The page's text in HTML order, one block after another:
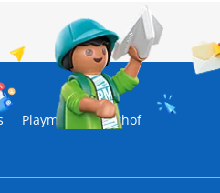
Playmobil Reiterhof